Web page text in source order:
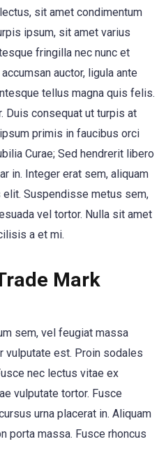
sit amet condimentum
ipsum, sit amet varius
fringilla nec nunc et
auctor, ligula ante
tellus magna quis felis.
Duis consequat ut turpis at
primis in faucibus orci
Curae; Sed hendrerit libero
in. Integer erat sem, aliquam
Suspendisse metus sem,
vel tortor. Nulla sit amet
a et mi.
Mark
sem, vel feugiat massa
vulputate est. Proin sodales
nec lectus vitae ex
vulputate tortor. Fusce
urna placerat in. Aliquam
porta massa. Fusce rhoncus